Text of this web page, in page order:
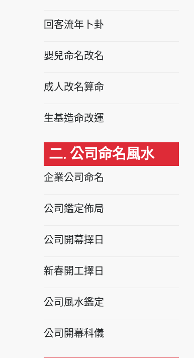
回客流年卜卦
嬰兒命名改名
成人改名算命
生基造命改運
二. 公司命名風水
企業公司命名
公司鑑定佈局
公司開幕擇日
新春開工擇日
公司風水鑑定
公司開幕科儀